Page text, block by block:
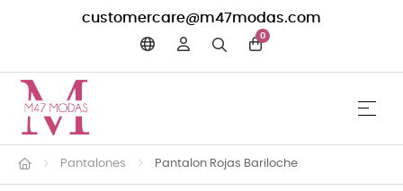
customercare@m47modas.com
0
☰
Pantalones Pantalon Rojas Bariloche